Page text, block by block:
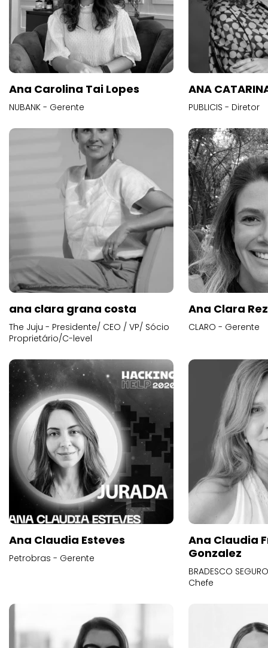
Ana Carolina Tai Lopes
NUBANK - Gerente
ANA
PUBLICIS - Diretor
ana clara grana costa
The Juju - Presidente/ CEO / VP/ Sócio
Proprietário/C-level
Ana Clara
CLARO - Gerente
Ana Claudia Esteves
Petrobras - Gerente
Ana Claudia
Gonzalez
BRADESCO
Chefe